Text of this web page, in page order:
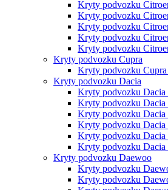
Kryty podvozku
Kryty podvozku
Kryty podvozku
Kryty podvozku
Kryty podvozku
Kryty podvozku Cupra
Kryty podvozku
Kryty podvozku Dacia
Kryty podvozku Dacia
Kryty podvozku Dacia
Kryty podvozku Dacia
Kryty podvozku Dacia
Kryty podvozku Dacia
Kryty podvozku Dacia
Kryty podvozku Daewoo
Kryty podvozku
Kryty podvozku